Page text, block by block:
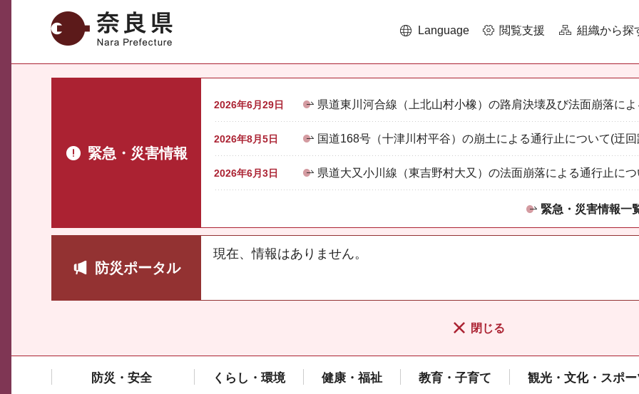
奈良県 Language 閲覧支援 組織から探
緊急・災害情報
2026年6月29日 県道東川河合線（上北山村小橡）の路肩決壊及び法面崩落に
2026年8月5日 国道168号（十津川村平谷）の崩土による通行止について(迂
2026年6月3日 県道大又小川線（東吉野村大又）の法面崩落による通行止につ
緊急・災害情報一
防災ポータル
現在、情報はありません。
閉じる
防災・安全 くらし・環境 健康・福祉 教育・子育て 観光・文化・スポー